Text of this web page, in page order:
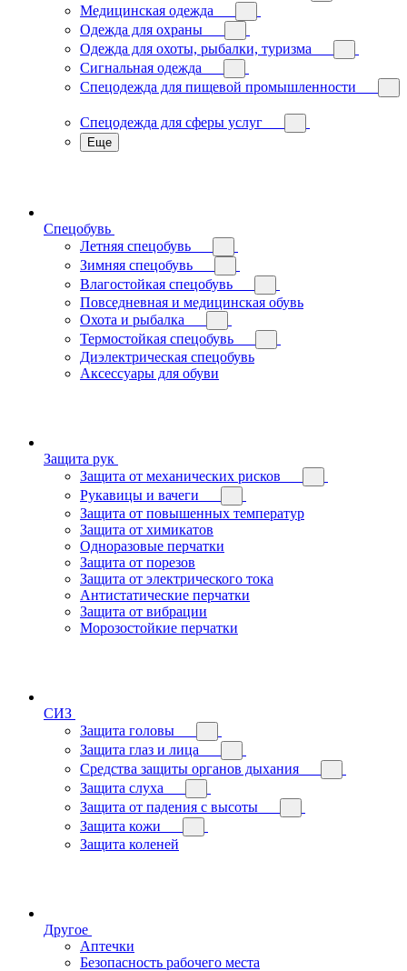
Медицинская одежда
Одежда для охраны
Одежда для охоты, рыбалки, туризма
Сигнальная одежда
Спецодежда для пищевой промышленности
Спецодежда для сферы услуг
Еще
Спецобувь
Летняя спецобувь
Зимняя спецобувь
Влагостойкая спецобувь
Повседневная и медицинская обувь
Охота и рыбалка
Термостойкая спецобувь
Диэлектрическая спецобувь
Аксессуары для обуви
Защита рук
Защита от механических рисков
Рукавицы и вачеги
Защита от повышенных температур
Защита от химикатов
Одноразовые перчатки
Защита от порезов
Защита от электрического тока
Антистатические перчатки
Защита от вибрации
Морозостойкие перчатки
СИЗ
Защита головы
Защита глаз и лица
Средства защиты органов дыхания
Защита слуха
Защита от падения с высоты
Защита кожи
Защита коленей
Другое
Аптечки
Безопасность рабочего места